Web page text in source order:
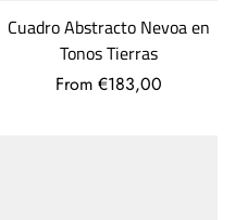
Cuadro Abstracto Nevoa en
Tonos Tierras
From €183,00